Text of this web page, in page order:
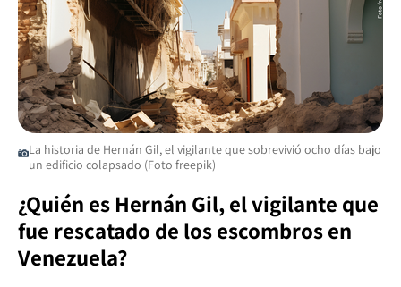
La historia de Hernán Gil, el vigilante que sobrevivió ocho días bajo
un edificio colapsado (Foto freepik)
¿Quién es Hernán Gil, el vigilante que
fue rescatado de los escombros en
Venezuela?